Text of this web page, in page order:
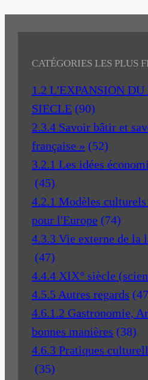
CATÉGORIES LES PLUS
1.2 L'EXPANSION
SIECLE (90)
2.3.4 Savoir bâtir et
française » (52)
3.2.1 Les idées
(45)
4.2.1 Modèles
pour l'Europe (74)
4.3.3 Vie externe de la
(47)
4.4.4 XIX° siècle
4.5.5 Autres regards
4.6.1.2 Gastronomie,
bonnes manières (38)
4.6.3 Pratiques
(35)